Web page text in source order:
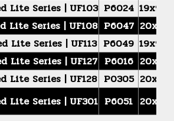
Lite Series | UF103 P6024 19x9.5
Lite Series | UF108 P6047 20x10
Lite Series | UF113 P6049 19x9.5
Lite Series | UF127 P6016 20x10
Lite Series | UF128 P0305 20x10
Lite Series | UF301 P6051 20x10